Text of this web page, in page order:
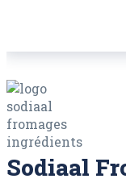
Sodiaal